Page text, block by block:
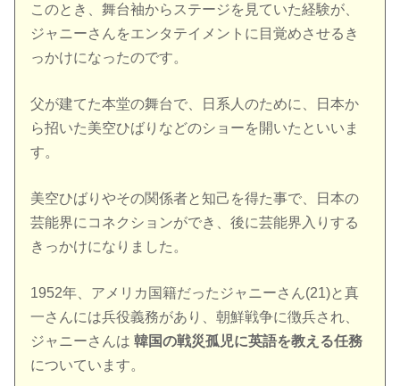
このとき、舞台袖からステージを見ていた経験が、
ジャニーさんをエンタテイメントに目覚めさせるき
っかけになったのです。
父が建てた本堂の舞台で、日系人のために、日本か
ら招いた美空ひばりなどのショーを開いたといいま
す。
美空ひばりやその関係者と知己を得た事で、日本の
芸能界にコネクションができ、後に芸能界入りする
きっかけになりました。
1952年、アメリカ国籍だったジャニーさん(21)と真
一さんには兵役義務があり、朝鮮戦争に徴兵され、
ジャニーさんは韓国の戦災孤児に英語を教える任務
についています。